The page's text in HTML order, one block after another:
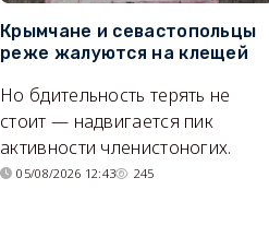
Крымчане и севастопольцы
реже жалуются на клещей
Но бдительность терять не
стоит — надвигается пик
активности членистоногих.
05/08/2026 12:43 245